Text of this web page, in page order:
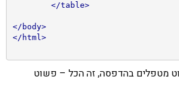
</table>
</body>
</html>
מטפלים בהדפסה, זה הכל – פשוט